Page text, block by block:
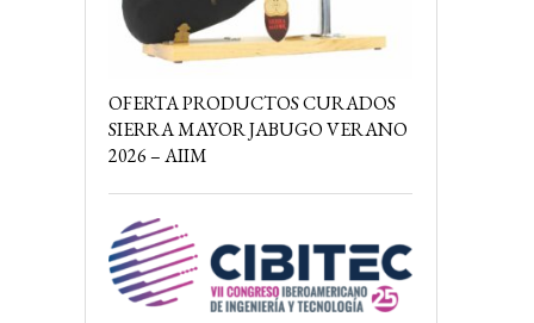
OFERTA PRODUCTOS CURADOS
SIERRA MAYOR JABUGO VERANO
2026 – AIIM